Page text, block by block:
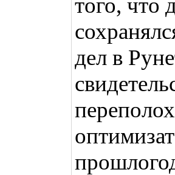
того, что
дел в